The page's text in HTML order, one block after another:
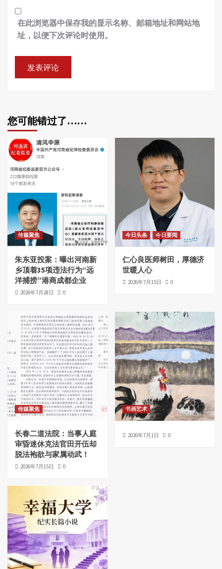
在此浏览器中保存我的显示名称、邮箱地址和网站地
址，以便下次评论时使用。
您可能错过了……
传媒聚焦
朱东亚投案：曝出河南新
乡顶着35项违法行为“远
洋捕捞”港商成都企业
2026年7月28日 0
今日头条 今日要闻
仁心良医师树田，厚德济
世暖人心
2026年7月15日 0
传媒聚焦
长春二道法院：当事人庭
审昏迷休克法官田开伍却
脱法袍欲与家属动武！
2026年7月15日 0
书画艺术
2026年7月1日 0